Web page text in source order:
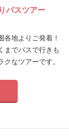
バスツアー
各地よりご発着！
までバスで行きも
クなツアーです。